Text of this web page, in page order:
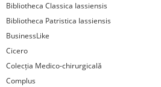
Bibliotheca Classica Iassiensis
Bibliotheca Patristica Iassiensis
BusinessLike
Cicero
Colecția Medico-chirurgicală
Complus